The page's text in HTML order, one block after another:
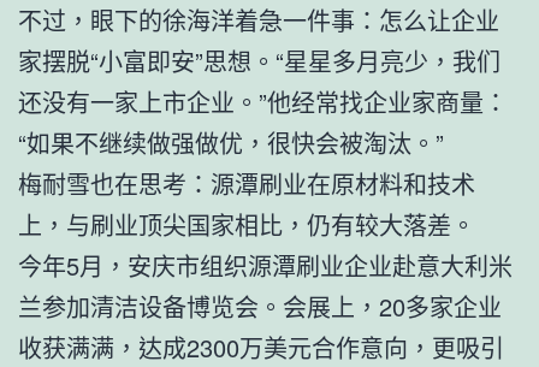
不过，眼下的徐海洋着急一件事：怎么让企业
家摆脱“小富即安”思想。“星星多月亮少，我们
还没有一家上市企业。”他经常找企业家商量：
“如果不继续做强做优，很快会被淘汰。”
梅耐雪也在思考：源潭刷业在原材料和技术
上，与刷业顶尖国家相比，仍有较大落差。
今年5月，安庆市组织源潭刷业企业赴意大利米
兰参加清洁设备博览会。会展上，20多家企业
收获满满，达成2300万美元合作意向，更吸引